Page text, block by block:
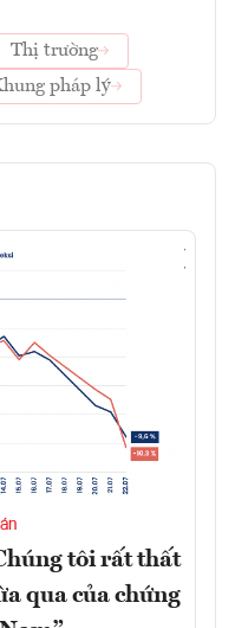
Thị trường
pháp lý
tôi rất thất
qua của chứng